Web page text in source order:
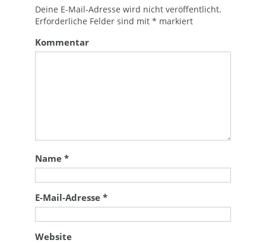
Deine E-Mail-Adresse wird nicht veröffentlicht.
Erforderliche Felder sind mit* markiert
Kommentar
Name*
E-Mail-Adresse*
Website